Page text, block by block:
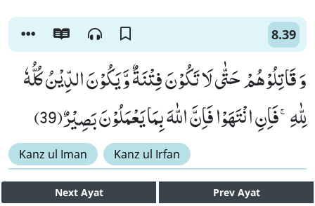
8.39
وَ قَاتِلُوْهُمْ حَتّٰى لَا تَكُوْنَ فِتْنَةٌ وَّ یَكُوْنَ الدِّیْنُ كُلُّهٗ
لِلّٰهِۚ-فَاِنِ انْتَهَوْا فَاِنَّ اللّٰهَ بِمَا یَعْمَلُوْنَ بَصِیْرٌ(39)
Kanz ul Iman Kanz ul Irfan
Next Ayat Prev Ayat